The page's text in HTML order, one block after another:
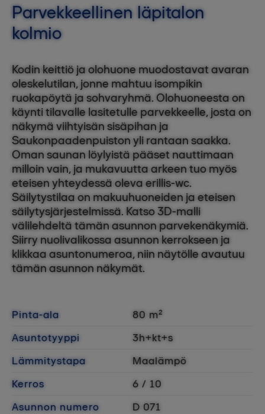
Parvekkeellinen läpitalon
kolmio
Kodin keittiö ja olohuone muodostavat avaran
oleskelutilan, jonne mahtuu isompikin
ruokapöytä ja sohvaryhmä. Olohuoneesta on
käynti tilavalle lasitetulle parvekkeelle, josta on
näkymä viihtyisän sisäpihan ja
Saukonpaadenpuiston yli rantaan saakka.
Oman saunan löylyistä pääset nauttimaan
milloin vain, ja mukavuutta arkeen tuo myös
eteisen yhteydessä oleva erillis-wc.
Säilytystilaa on makuuhuoneiden ja eteisen
säilytysjärjestelmissä. Katso 3D-malli
välilehdeltä tämän asunnon parvekenäkymiä.
Siirry nuolivalikossa asunnon kerrokseen ja
klikkaa asuntonumeroa, niin näytölle avautuu
tämän asunnon näkymät.
Pinta-ala
80 m²
Asuntotyyppi
3h+kt+s
Lämmitystapa
Maalämpö
Kerros
6 / 10
Asunnon numero
D 071